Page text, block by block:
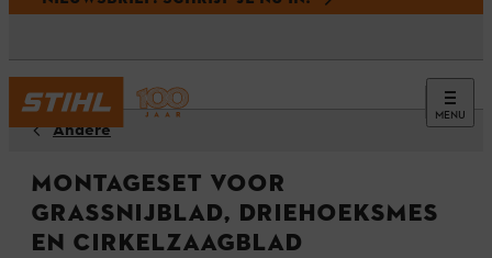
MENU
Andere
Montageset voor
grassnijblad, driehoeksmes
en cirkelzaagblad